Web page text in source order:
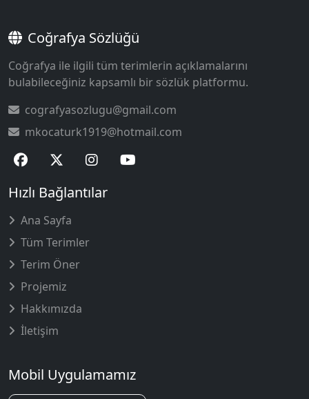
Coğrafya Sözlüğü
Coğrafya ile ilgili tüm terimlerin açıklamalarını
bulabileceğiniz kapsamlı bir sözlük platformu.
cografyasozlugu@gmail.com
mkocaturk1919@hotmail.com
Hızlı Bağlantılar
Ana Sayfa
Tüm Terimler
Terim Öner
Projemiz
Hakkımızda
İletişim
Mobil Uygulamamız